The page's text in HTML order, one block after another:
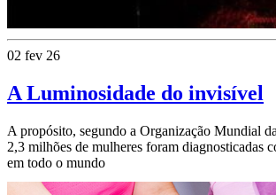
02 fev 26
A Luminosidade do invisível
A propósito, segundo a Organização Mundial
2,3 milhões de mulheres foram diagnosticadas
em todo o mundo